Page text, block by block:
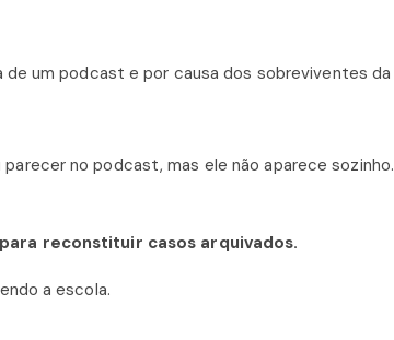
um podcast e por causa dos sobreviventes da
no podcast, mas ele não aparece sozinho.
reconstituir casos arquivados.
a escola.